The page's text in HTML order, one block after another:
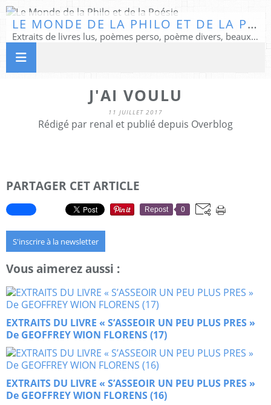
LE MONDE DE LA PHILO ET DE LA POÉSIE
Extraits de livres lus, poèmes perso, poème divers, beaux textes...
J'AI VOULU
11 JUILLET 2017
Rédigé par renal et publié depuis Overblog
PARTAGER CET ARTICLE
Repost 0
S'inscrire à la newsletter
Vous aimerez aussi :
EXTRAITS DU LIVRE « S’ASSEOIR UN PEU PLUS PRES »
De GEOFFREY WION FLORENS (17)
EXTRAITS DU LIVRE « S’ASSEOIR UN PEU PLUS PRES »
De GEOFFREY WION FLORENS (16)